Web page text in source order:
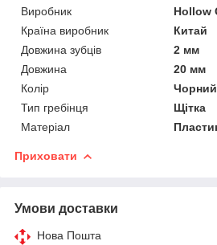
Виробник
Hollow
Країна виробник
Китай
Довжина зубців
2 мм
Довжина
20 мм
Колір
Чорний
Тип гребінця
Щітка
Матеріал
Приховати
Умови доставки
Нова Пошта